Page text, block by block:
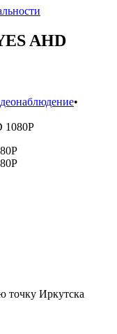
AHD
•
1080P
точку Иркутска